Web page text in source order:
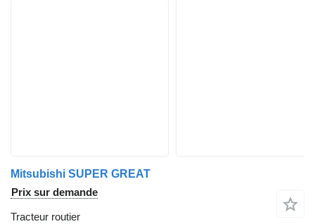
Mitsubishi SUPER GREAT
Prix sur demande
Tracteur routier